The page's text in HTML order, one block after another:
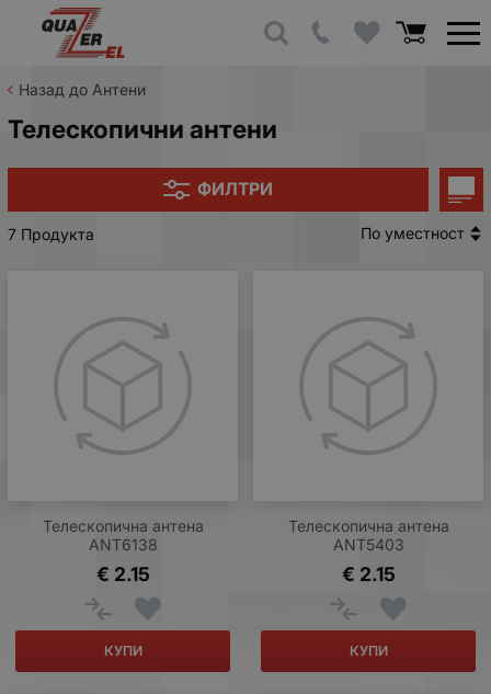
Назад до Антени
Телескопични антени
ФИЛТРИ
7 Продукта По уместност
Телескопична антена
ANT6138
2.15
€
КУПИ
Телескопична антена
ANT5403
2.15
€
КУПИ